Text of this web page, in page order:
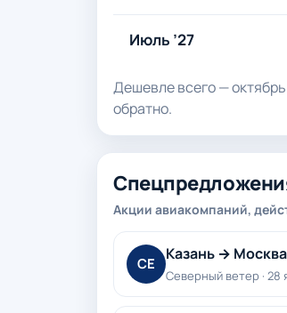
Июль ’27
Дешевле всего —
обратно.
Акции авиакомпаний,
СЕ
Казань → Москва
Северный ветер · 28